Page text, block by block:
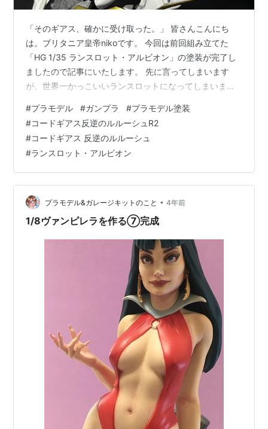
「そのギアス、確かに受け取った。」 皆さんこんにち
は。ブリタニア皇帝nikoです。 今回は前回組み立てた
「HG 1/35 ランスロット・アルビオン」の塗装が完了し
ましたので記事にいたします。 先に言ってしまいます
が、世界一かっこいいランスロットになってしまいまし
します。 どうですか...。かっこよくないですか...。 この
記事は作業工程、レシピなどを解説していきます。 前回
の記事で素組みのレビューをしていますのでそちらを見
てからこの記事をご覧いただけると幸いです。
ganpurasyosinsya.com 今回は結構頑張ってみました。
…
#プラモデル #ガンプラ #プラモデル塗装
#コードギアス反逆のルルーシュR2
#コードギアス 反逆のルルーシュ
#ランスロット・アルビオン
プラモデル&ガレージキットのこと • 4年前
1/8ヴァンピレラを作る⑦完成